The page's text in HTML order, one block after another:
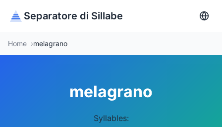
Separatore di Sillabe
Home melagrano
melagrano
Syllables: